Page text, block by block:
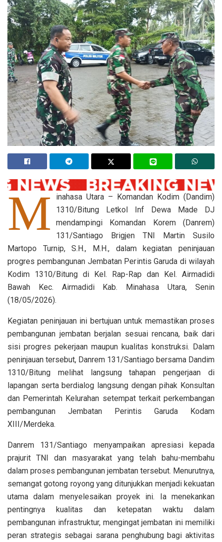
M
inahasa Utara – Komandan Kodim (Dandim)
1310/Bitung Letkol Inf Dewa Made DJ
mendampingi Komandan Korem (Danrem)
131/Santiago Brigjen TNI Martin Susilo
Martopo Turnip, S.H., M.H., dalam kegiatan peninjauan
progres pembangunan Jembatan Perintis Garuda di wilayah
Kodim 1310/Bitung di Kel. Rap-Rap dan Kel. Airmadidi
Bawah Kec. Airmadidi Kab. Minahasa Utara, Senin
(18/05/2026).
Kegiatan peninjauan ini bertujuan untuk memastikan proses
pembangunan jembatan berjalan sesuai rencana, baik dari
sisi progres pekerjaan maupun kualitas konstruksi. Dalam
peninjauan tersebut, Danrem 131/Santiago bersama Dandim
1310/Bitung melihat langsung tahapan pengerjaan di
lapangan serta berdialog langsung dengan pihak Konsultan
dan Pemerintah Kelurahan setempat terkait perkembangan
pembangunan Jembatan Perintis Garuda Kodam
XIII/Merdeka.
Danrem 131/Santiago menyampaikan apresiasi kepada
prajurit TNI dan masyarakat yang telah bahu-membahu
dalam proses pembangunan jembatan tersebut. Menurutnya,
semangat gotong royong yang ditunjukkan menjadi kekuatan
utama dalam menyelesaikan proyek ini. Ia menekankan
pentingnya kualitas dan ketepatan waktu dalam
pembangunan infrastruktur, mengingat jembatan ini memiliki
peran strategis sebagai sarana penghubung bagi aktivitas